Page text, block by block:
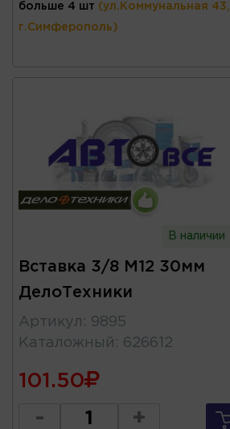
больше 4 шт (ул.Коммунальная 43,
г.Симферополь)
В наличии
Вставка 3/8 М12 30мм
ДелоТехники
Артикул : 9895
Каталожный : 626612
101.50
- +